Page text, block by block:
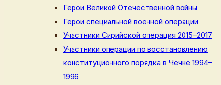
Герои Великой Отечественной войны
Герои специальной военной операции
Участники Сирийской операция 2015–2017
Участники операции по восстановлению
конституционного порядка в Чечне 1994–
1996